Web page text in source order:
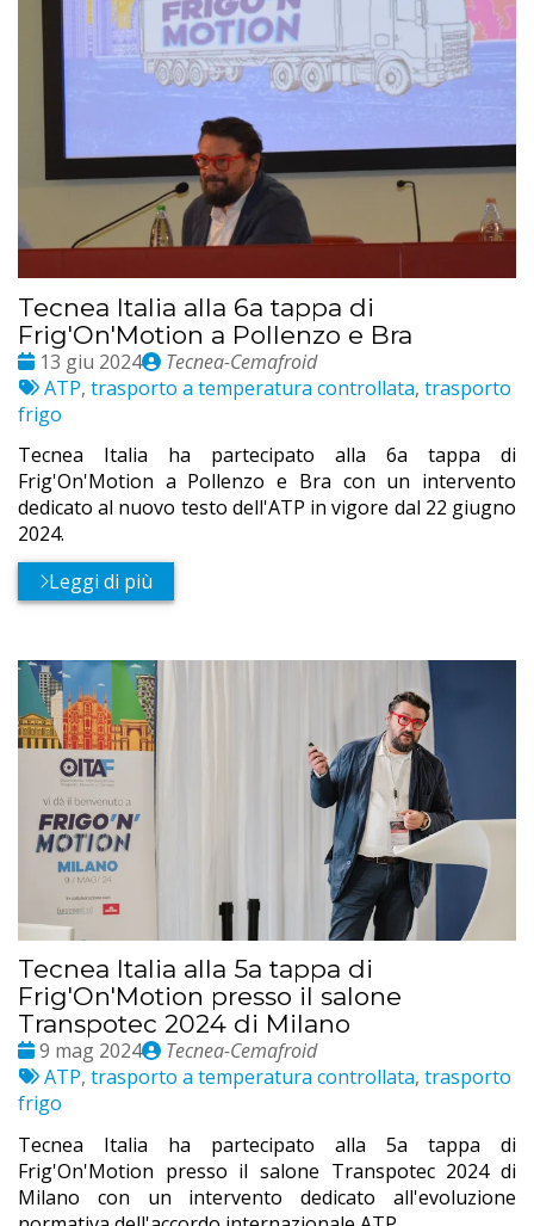
Tecnea Italia alla 6a tappa di
Frig'On'Motion a Pollenzo e Bra
Date
:
13 giu 2024
Publié
par
Tecnea-Cemafroid
Etichette:
ATP, trasporto a temperatura controllata, trasporto
frigo
Tecnea Italia ha partecipato alla 6a tappa di
Frig'On'Motion a Pollenzo e Bra con un intervento
dedicato al nuovo testo dell'ATP in vigore dal 22 giugno
2024.
Leggi di più
Tecnea Italia alla 5a tappa di
Frig'On'Motion presso il salone
Transpotec 2024 di Milano
Date
:
9 mag 2024
Publié
par
Tecnea-Cemafroid
Etichette:
ATP, trasporto a temperatura controllata, trasporto
frigo
Tecnea Italia ha partecipato alla 5a tappa di
Frig'On'Motion presso il salone Transpotec 2024 di
Milano con un intervento dedicato all'evoluzione